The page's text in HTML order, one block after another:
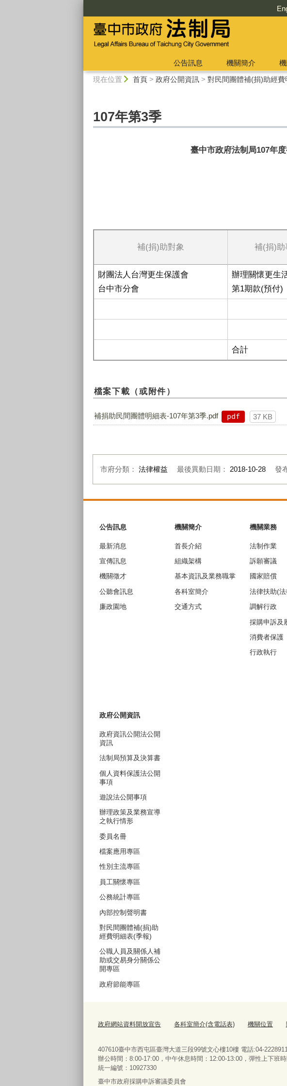
公告訊息 機關簡介
現在位置 首頁> 政府公開資訊> 對民間團體補(捐)助經費
107年第3季
臺中市政府法制局107年
補(捐)助對象 補(捐)助
財團法人台灣更生保護會
台中市分會
辦理關懷更生
第1期款(預付)
合計
檔案下載（或附件）
補捐助民間團體明細表-107年第3季.pdf pdf 37 KB
市府分類： 法律權益 最後異動日期： 2018-10-28 發
公告訊息
最新消息
宣傳訊息
機關徵才
公聽會訊息
廉政園地
機關簡介
首長介紹
組織架構
基本資訊及業務職掌
各科室簡介
交通方式
機關業務
法制作業
訴願審議
國家賠償
法律扶助(
調解行政
採購申訴及
消費者保護
行政執行
政府公開資訊
政府資訊公開法公開
資訊
法制局預算及決算書
個人資料保護法公開
事項
遊說法公開事項
辦理政策及業務宣導
之執行情形
委員名冊
檔案應用專區
性別主流專區
員工關懷專區
公務統計專區
內部控制聲明書
對民間團體補(捐)助
經費明細表(季報)
公職人員及關係人補
助或交易身分關係公
開專區
政府節能專區
政府網站資料開放宣告 各科室簡介(含電話表) 機關位置
407610臺中市西屯區臺灣大道三段99號文心樓10樓 電話:04-
辦公時間：8:00-17:00，中午休息時間：12:00-13:00，彈性上下班
統一編號：10927330
臺中市政府採購申訴審議委員會